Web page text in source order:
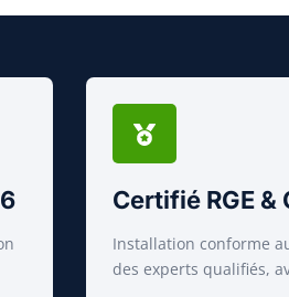
Certifié RGE &
Installation conforme
des experts qualifiés,